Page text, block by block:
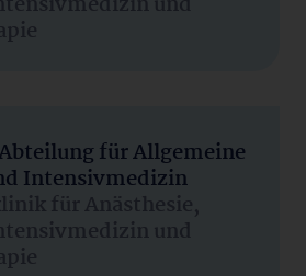
für Allgemeine
Intensivmedizin
für Anästhesie,
und